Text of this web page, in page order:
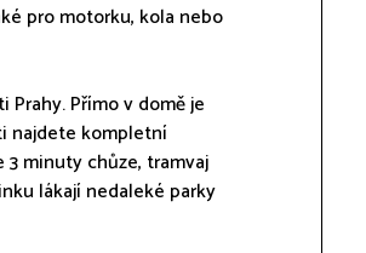
pro motorku, kola nebo
Přímo v domě je
najdete kompletní
minuty chůze, tramvaj
lákají nedaleké parky